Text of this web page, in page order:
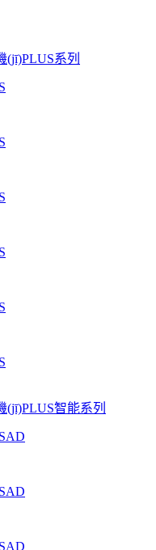
(jī)PLUS系列
(jī)PLUS智能系列